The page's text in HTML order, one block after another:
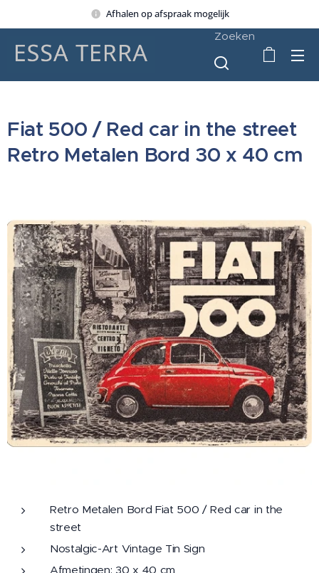
Afhalen op afspraak mogelijk
Zoeken
Fiat 500 / Red car in the street
Retro Metalen Bord 30 x 40 cm
Retro Metalen Bord Fiat 500 / Red car in the
street
Nostalgic-Art Vintage Tin Sign
Afmetingen: 30 x 40 cm